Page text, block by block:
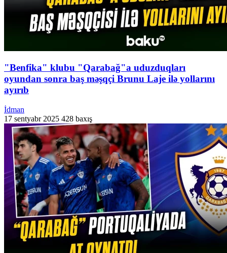
"Benfika" klubu "Qarabağ"a uduzduqları
oyundan sonra baş məşqçi Brunu Laje ilə yollarını
ayırıb
İdman
17 sentyabr 2025 428 baxış